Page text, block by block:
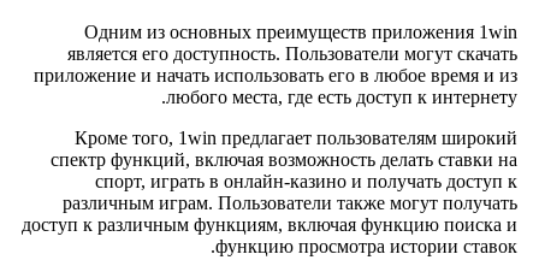
Одним из основных преимуществ приложения 1win
является его доступность. Пользователи могут скачать
приложение и начать использовать его в любое время и из
любого места, где есть доступ к интернету.
Кроме того, 1win предлагает пользователям широкий
спектр функций, включая возможность делать ставки на
спорт, играть в онлайн-казино и получать доступ к
различным играм. Пользователи также могут получать
доступ к различным функциям, включая функцию поиска и
функцию просмотра истории ставок.